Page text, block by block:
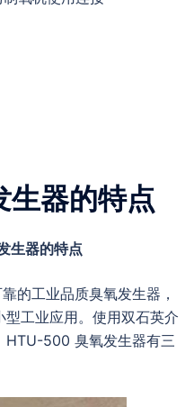
器的特点
生器的特点
的工业品质臭氧发生器，
工业应用。使用双石英介
HTU-500 臭氧发生器有三